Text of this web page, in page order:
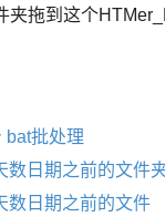
夹拖到这个
bat批处理
数日期之前的文件
数日期之前的文件